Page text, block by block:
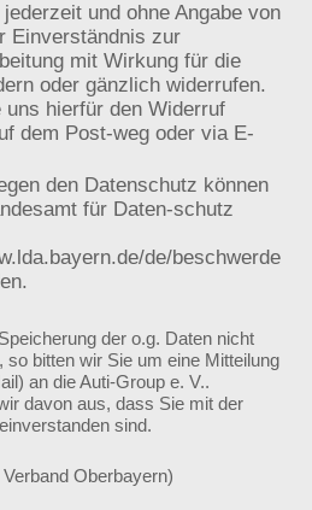
und ohne Angabe von
Einverständnis zur
mit Wirkung für die
oder gänzlich widerrufen.
uns hierfür den Widerruf
dem Post-weg oder via E-
den Datenschutz können
für Daten-schutz
de/beschwerde
der o.g. Daten nicht
so bitten wir Sie um eine Mitteilung
an die Auti-Group e. V..
davon aus, dass Sie mit der
sind.
Oberbayern)